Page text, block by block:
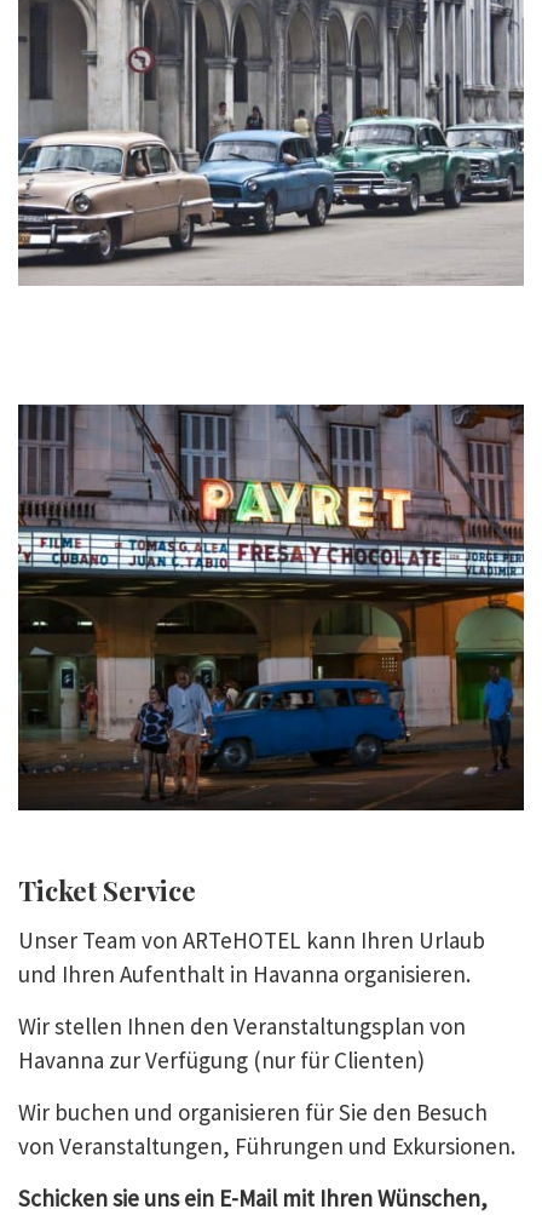
Ticket Service
Unser Team von ARTeHOTEL kann Ihren Urlaub
und Ihren Aufenthalt in Havanna organisieren.
Wir stellen Ihnen den Veranstaltungsplan von
Havanna zur Verfügung (nur für Clienten)
Wir buchen und organisieren für Sie den Besuch
von Veranstaltungen, Führungen und Exkursionen.
Schicken sie uns ein E-Mail mit Ihren Wünschen,